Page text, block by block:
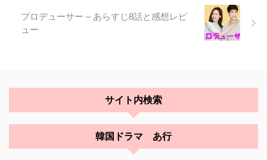
プロデューサー – あらすじ8話と感想レビ
ュー
サイト内検索
韓国ドラマ あ行